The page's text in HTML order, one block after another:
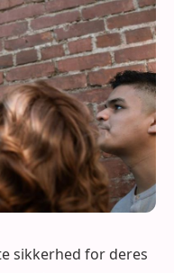
sikkerhed for deres